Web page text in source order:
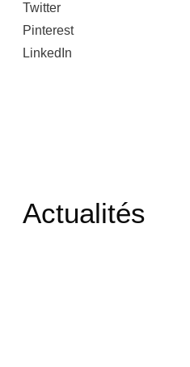
Twitter
Pinterest
LinkedIn
Actualités